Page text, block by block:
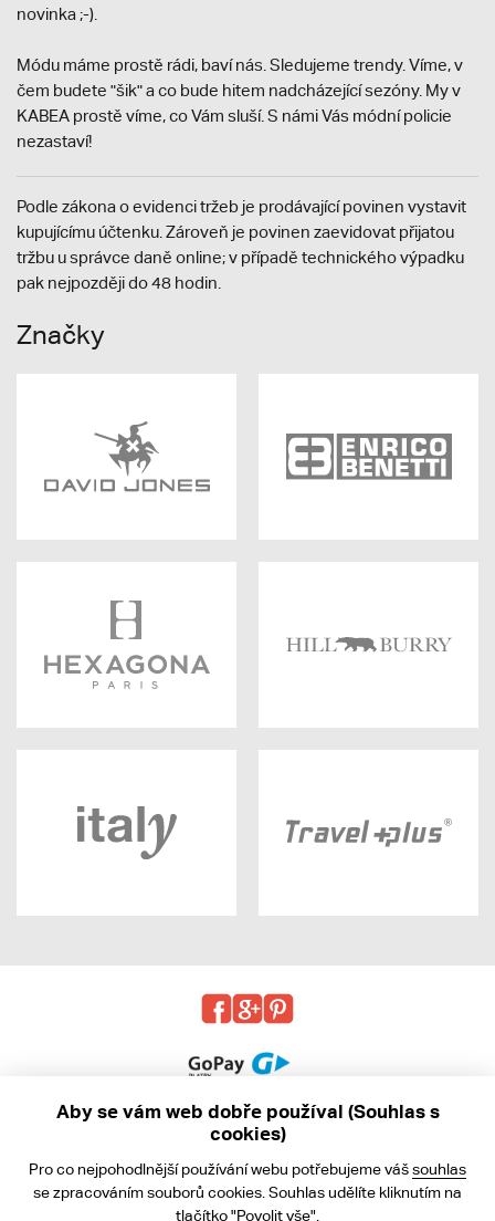
novinka ;-).
Módu máme prostě rádi, baví nás. Sledujeme trendy. Víme, v
čem budete "šik" a co bude hitem nadcházející sezóny. My v
KABEA prostě víme, co Vám sluší. S námi Vás módní policie
nezastaví!
Podle zákona o evidenci tržeb je prodávající povinen vystavit
kupujícímu účtenku. Zároveň je povinen zaevidovat přijatou
tržbu u správce daně online; v případě technického výpadku
pak nejpozději do 48 hodin.
Značky
Obchodní podmínky
Aby se vám web dobře používal (Souhlas s
cookies)
Pro co nejpohodlnější používání webu potřebujeme vášsouhlas
se zpracováním souborů cookies. Souhlas udělíte kliknutím na
tlačítko "Povolit vše".